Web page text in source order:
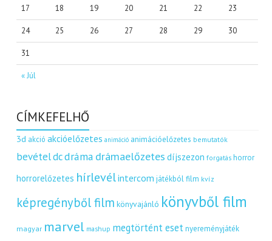
« Júl
17 18 19 20 21 22 23
24 25 26 27 28 29 30
31
CÍMKEFELHŐ
3d akció akcióelőzetes animáció animációelőzetes bemutatók
bevételdcdráma drámaelőzetes díjszezon forgatás horror
horrorelőzetes hírlevélintercom játékból film kvíz
képregényből film könyvajánló könyvből film
magyar marvel mashup megtörtént eset nyereményjáték